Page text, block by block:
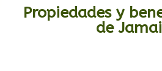
Propiedades y
de